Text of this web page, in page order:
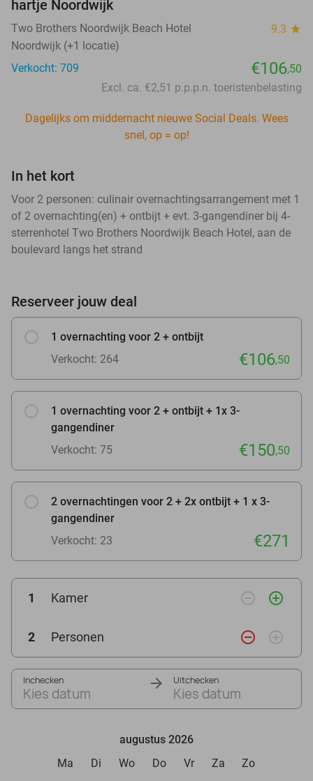
hartje Noordwijk
Two Brothers Noordwijk Beach Hotel 9.3 star
Noordwijk (+1 locatie)
Verkocht: 709
€106,50
Excl. ca. €2,51 p.p.p.n. toeristenbelasting
Dagelijks om middernacht nieuwe Social Deals. Wees
snel, op = op!
In het kort
Voor 2 personen: culinair overnachtingsarrangement met 1
of 2 overnachting(en) + ontbijt + evt. 3-gangendiner bij 4-
sterrenhotel Two Brothers Noordwijk Beach Hotel, aan de
boulevard langs het strand
Reserveer jouw deal
1 overnachting voor 2 + ontbijt
Verkocht: 264
€106,50
1 overnachting voor 2 + ontbijt + 1x 3-
gangendiner
Verkocht: 75
€150,50
2 overnachtingen voor 2 + 2x ontbijt + 1 x 3-
gangendiner
Verkocht: 23
€271
1 Kamer remove_circle_outline add_circle_outline
2 Personen remove_circle_outline add_circle_outline
Inchecken
Kies datum
Uitchecken
Kies datum
augustus 2026
Ma
Di Wo Do Vr Za Zo